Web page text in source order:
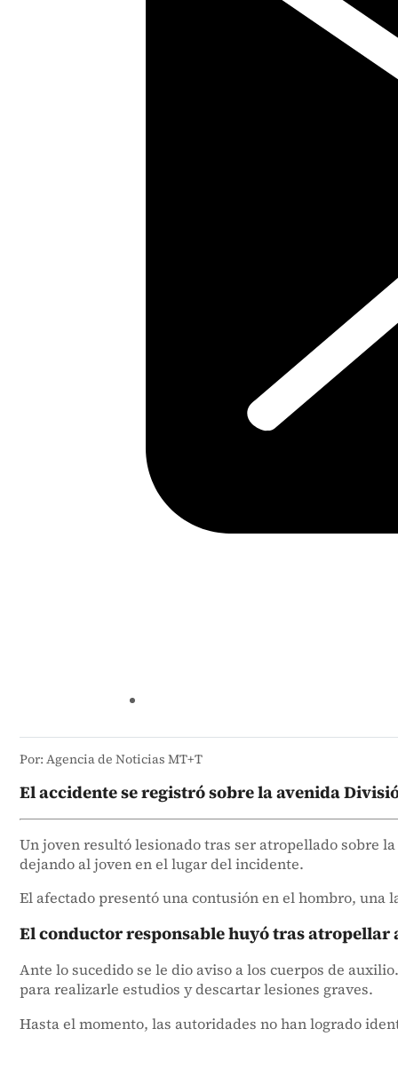
Por: Agencia de Noticias MT+T
El accidente se registró sobre la avenida
Un joven resultó lesionado tras ser atropellado sobre
dejando al joven en el lugar del incidente.
El afectado presentó una contusión en el hombro,
El conductor responsable huyó tras atropellar
Ante lo sucedido se le dio aviso a los cuerpos de
para realizarle estudios y descartar lesiones graves.
Hasta el momento, las autoridades no han logrado